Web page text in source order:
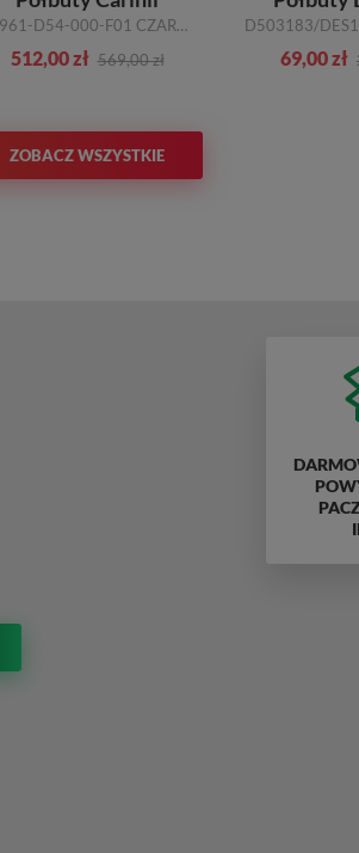
B7961-D54-000-F01 CZARNY
512,00 zł 569,00 zł 69,00 zł
ZOBACZ WSZYSTKIE